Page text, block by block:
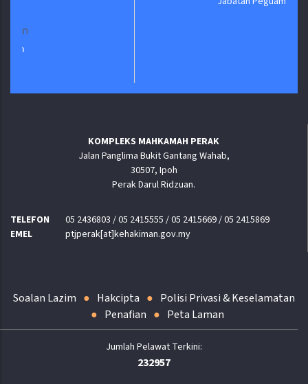
KOMPLEKS MAHKAMAH PERAK
Jalan Panglima Bukit Gantang Wahab,
30507, Ipoh
Perak Darul Ridzuan.
TELEFON
05 2436803 / 05 2415555 / 05 2415669 / 05 2415869
EMEL
ptjperak[at]kehakiman.gov.my
Soalan Lazim Hakcipta
Polisi Privasi & Keselamatan
Penafian
Peta Laman
232957